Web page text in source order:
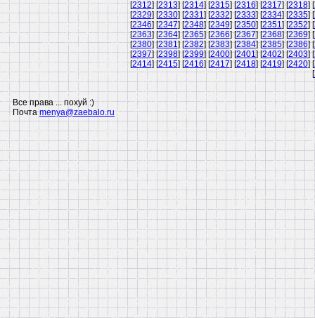
[2312] [2313] [2314] [2315] [2316] [2317] [2318] [
[2329] [2330] [2331] [2332] [2333] [2334] [2335] [
[2346] [2347] [2348] [2349] [2350] [2351] [2352] [
[2363] [2364] [2365] [2366] [2367] [2368] [2369] [
[2380] [2381] [2382] [2383] [2384] [2385] [2386] [
[2397] [2398] [2399] [2400] [2401] [2402] [2403] [
[2414] [2415] [2416] [2417] [2418] [2419] [2420] [
[
Все права ... похуй :)
Почтаmenya@zaebalo.ru